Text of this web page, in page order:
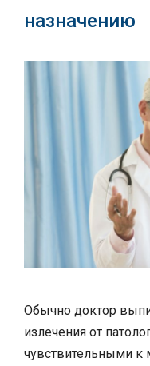
назначению
Обычно доктор
излечения от
чувствительными к